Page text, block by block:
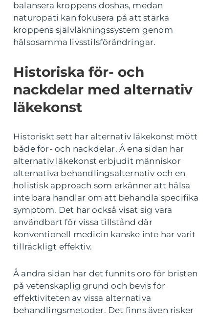
balansera kroppens doshas, medan
naturopati kan fokusera på att stärka
kroppens självläkningssystem genom
hälsosamma livsstilsförändringar.
Historiska för- och
nackdelar med alternativ
läkekonst
Historiskt sett har alternativ läkekonst mött
både för- och nackdelar. Å ena sidan har
alternativ läkekonst erbjudit människor
alternativa behandlingsalternativ och en
holistisk approach som erkänner att hälsa
inte bara handlar om att behandla specifika
symptom. Det har också visat sig vara
användbart för vissa tillstånd där
konventionell medicin kanske inte har varit
tillräckligt effektiv.
Å andra sidan har det funnits oro för bristen
på vetenskaplig grund och bevis för
effektiviteten av vissa alternativa
behandlingsmetoder. Det finns även risker